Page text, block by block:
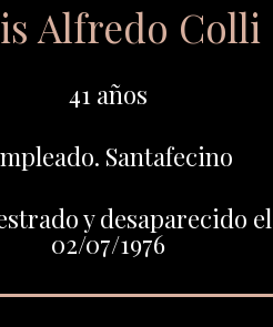
Alfredo Colli
41 años
Santafecino
y desaparecido el
02/07/1976